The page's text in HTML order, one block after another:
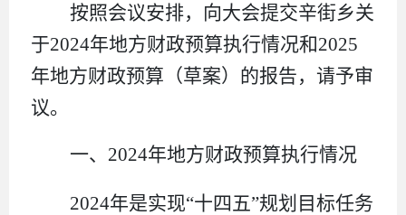
按照会议安排，向大会提交辛街乡关
于2024年地方财政预算执行情况和2025
年地方财政预算 （草案）的报告， 请予审
议。
一、 2024年地方财政预算执行情况
2024年是实现“十四五”规划目标任务